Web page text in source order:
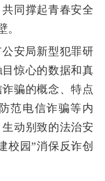
同撑起青春安全
。
安局新型犯罪研
目惊心的数据和真
骗的概念、特点
范电信诈骗等内
动别致的法治安
校园”消保反诈创